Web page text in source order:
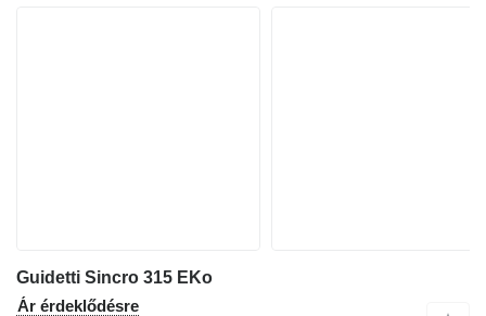
Guidetti Sincro 315 EKo
Ár érdeklődésre